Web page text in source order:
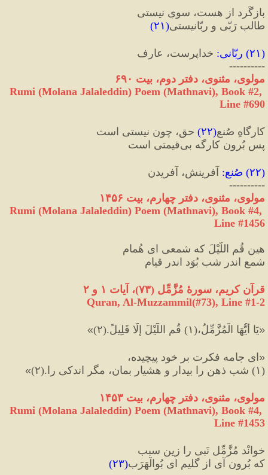
بازگَرد از هست، سویِ نیستی
طالبِ رَبّی و ربّانیستی(۲۱)
(۲۱) ربّانی: خداپرست، عارف
----------
مولوی، مثنوی، دفتر دوم، بیت ۶۹۰
Rumi (Molana Jalaleddin) Poem (Mathnavi), Book #2,
Line #690
کارگاهِ صُنعِ(۲۲) حق، چون نیستی است
پس بُرونِ کارگه بی‌قیمتی است
(۲۲) صُنع: آفرینش، آفریدن
----------
مولوی، مثنوی، دفتر چهارم، بیت ۱۴۵۶
Rumi (Molana Jalaleddin) Poem (Mathnavi), Book #4,
Line #1456
هین قُمِ اللَّیْلَ که شمعی ای هُمام
شمع اندر شب بُوَد اندر قیام
قرآن كريم، سورهٔ مُزَّمِّل (۷۳)، آيات ۱ و ۲
Quran, Al-Muzzammil(#73), Line #1-2
«يَا أَيُّهَا الْمُزَّمِّلُ،( ١) قُمِ اللَّيْلَ إِلَّا قَلِيلً.(٢)
»
«اى جامه فکرت بر خود پيچيده،
( ١) شب ذهن را بیدار و هشیار بمان، مگر اندكى را.(٢)
»
مولوی، مثنوی، دفتر چهارم، بیت ۱۴۵۳
Rumi (Molana Jalaleddin) Poem (Mathnavi), Book #4,
Line #1453
خوانْد مُزَّمِّل نَبی را زین سبب
که بُرون آی از گلیم ای بُوالْهَرَب(۲۳)